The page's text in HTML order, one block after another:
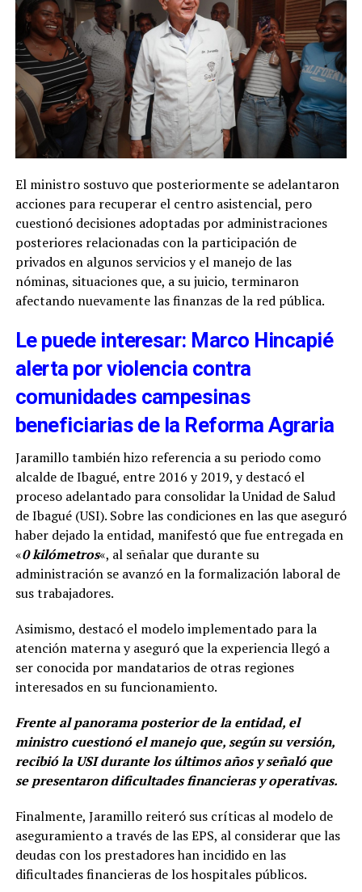
El ministro sostuvo que posteriormente se adelantaron
acciones para recuperar el centro asistencial, pero
cuestionó decisiones adoptadas por administraciones
posteriores relacionadas con la participación de
privados en algunos servicios y el manejo de las
nóminas, situaciones que, a su juicio, terminaron
afectando nuevamente las finanzas de la red pública.
Le puede interesar: Marco Hincapié
alerta por violencia contra
comunidades campesinas
beneficiarias de la Reforma Agraria
Jaramillo también hizo referencia a su periodo como
alcalde de Ibagué, entre 2016 y 2019, y destacó el
proceso adelantado para consolidar la Unidad de Salud
de Ibagué (USI). Sobre las condiciones en las que aseguró
haber dejado la entidad, manifestó que fue entregada en
«0 kilómetros«, al señalar que durante su
administración se avanzó en la formalización laboral de
sus trabajadores.
Asimismo, destacó el modelo implementado para la
atención materna y aseguró que la experiencia llegó a
ser conocida por mandatarios de otras regiones
interesados en su funcionamiento.
Frente al panorama posterior de la entidad, el
ministro cuestionó el manejo que, según su versión,
recibió la USI durante los últimos años y señaló que
se presentaron dificultades financieras y operativas.
Finalmente, Jaramillo reiteró sus críticas al modelo de
aseguramiento a través de las EPS, al considerar que las
deudas con los prestadores han incidido en las
dificultades financieras de los hospitales públicos.